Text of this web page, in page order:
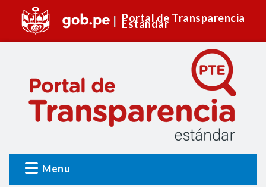
Portal de Transparencia
Estándar
Menu